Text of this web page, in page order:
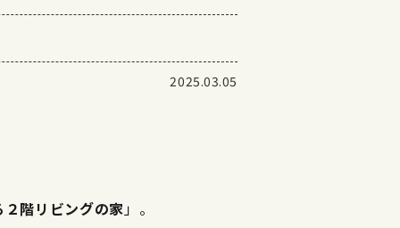
2025.03.05
階リビングの家」。